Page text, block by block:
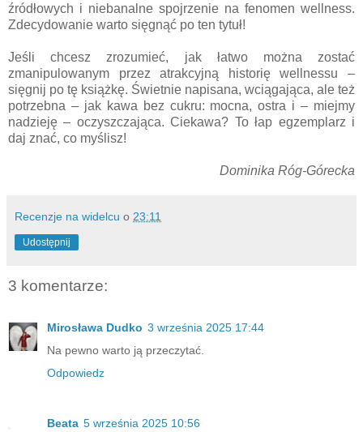
źródłowych i niebanalne spojrzenie na fenomen wellness.
Zdecydowanie warto sięgnąć po ten tytuł!
Jeśli chcesz zrozumieć, jak łatwo można zostać
zmanipulowanym przez atrakcyjną historię wellnessu –
sięgnij po tę książkę. Świetnie napisana, wciągająca, ale też
potrzebna – jak kawa bez cukru: mocna, ostra i – miejmy
nadzieję – oczyszczająca. Ciekawa? To łap egzemplarz i
daj znać, co myślisz!
Dominika Róg-Górecka
Recenzje na widelcu o 23:11
Udostępnij
3 komentarze:
Mirosława Dudko 3 września 2025 17:44
Na pewno warto ją przeczytać.
Odpowiedz
Beata 5 września 2025 10:56